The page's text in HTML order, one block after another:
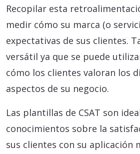
Recopilar esta
medir cómo su marca (o
expectativas de sus clientes.
versátil ya que se puede
cómo los clientes valoran los
aspectos de su negocio.
Las plantillas de CSAT son
conocimientos sobre la
sus clientes con su aplicación